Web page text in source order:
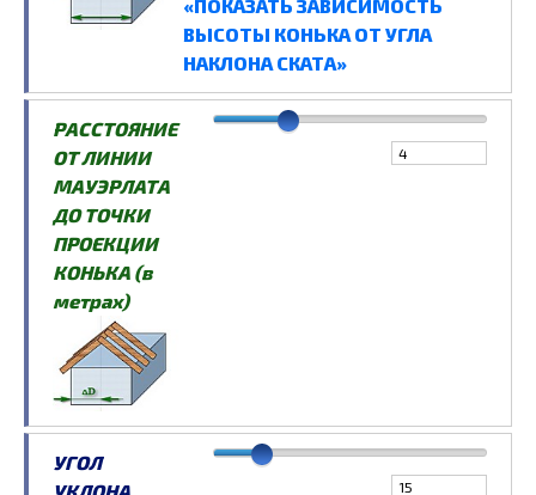
«ПОКАЗАТЬ ЗАВИСИМОСТЬ
ВЫСОТЫ КОНЬКА ОТ УГЛА
НАКЛОНА СКАТА»
РАССТОЯНИЕ
ОТ ЛИНИИ
МАУЭРЛАТА
ДО ТОЧКИ
ПРОЕКЦИИ
КОНЬКА (в
метрах)
УГОЛ